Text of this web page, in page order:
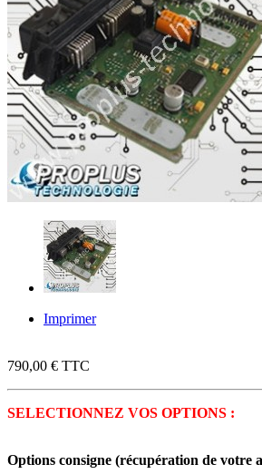
Imprimer
790,00 € TTC
SELECTIONNEZ VOS OPTIONS :
Options consigne (récupération de votre